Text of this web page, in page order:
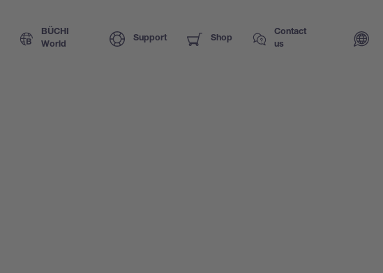
BÜCHI
World
Support Shop
Contact
us